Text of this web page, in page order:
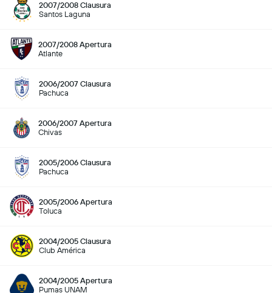
2007/2008 Clausura
Santos Laguna
2007/2008 Apertura
Atlante
2006/2007 Clausura
Pachuca
2006/2007 Apertura
Chivas
2005/2006 Clausura
Pachuca
2005/2006 Apertura
Toluca
2004/2005 Clausura
Club América
2004/2005 Apertura
Pumas UNAM